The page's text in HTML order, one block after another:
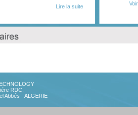
2Mbp/s E1 Digital Transmission
câbles adaptateur E1
Lire la suite
RDC,
Abbés - ALGERIE